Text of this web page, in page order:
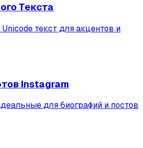
Текста
текст для акцентов и
Instagram
для биографий и постов